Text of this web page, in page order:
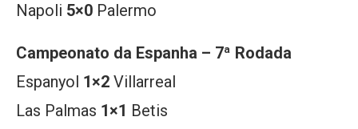
Napoli 5×0 Palermo
Campeonato da Espanha – 7ª Rodada
Espanyol 1×2 Villarreal
Las Palmas 1×1 Betis